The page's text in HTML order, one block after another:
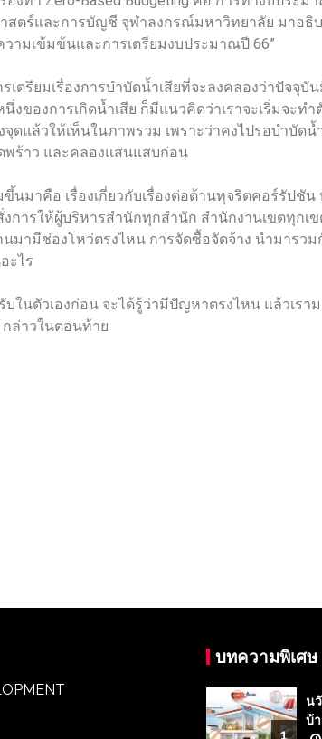
ตร์และการบัญชี จุฬาลงกรณ์มหาวิทยาลัย มาอธิบ
วามเข้มข้นและการเตรียมงบประมาณปี 66”
ารเตรียมเรื่องการบำบัดน้ำเสียที่จะลงคลองว่าปั
นึ่งของการเกิดน้ำเสีย ก็มีแนวคิดว่าเราจะเริ่มจ
จุดแล้วให้เห็นในภาพรวม เพราะว่าคงไปรอบำบัด
พร้าว และคลองแสนแสบก่อน
ขึ้นมาคือ เรื่องเกี่ยวกับเรื่องต่อต้านทุจริตคอร์รัป
งการให้ผู้บริหารสำนักทุกสำนัก สำนักงานเขตทุก
มามีช่องโหว่ตรงไหน การจัดซื้อจัดจ้าง นำมารว
ะไร
บในตัวเองก่อน จะได้รู้ว่ามีปัญหาตรงไหน แล้วเร
ล่าวในตอนท้าย
บทความพิเศษ
1
น
บ้